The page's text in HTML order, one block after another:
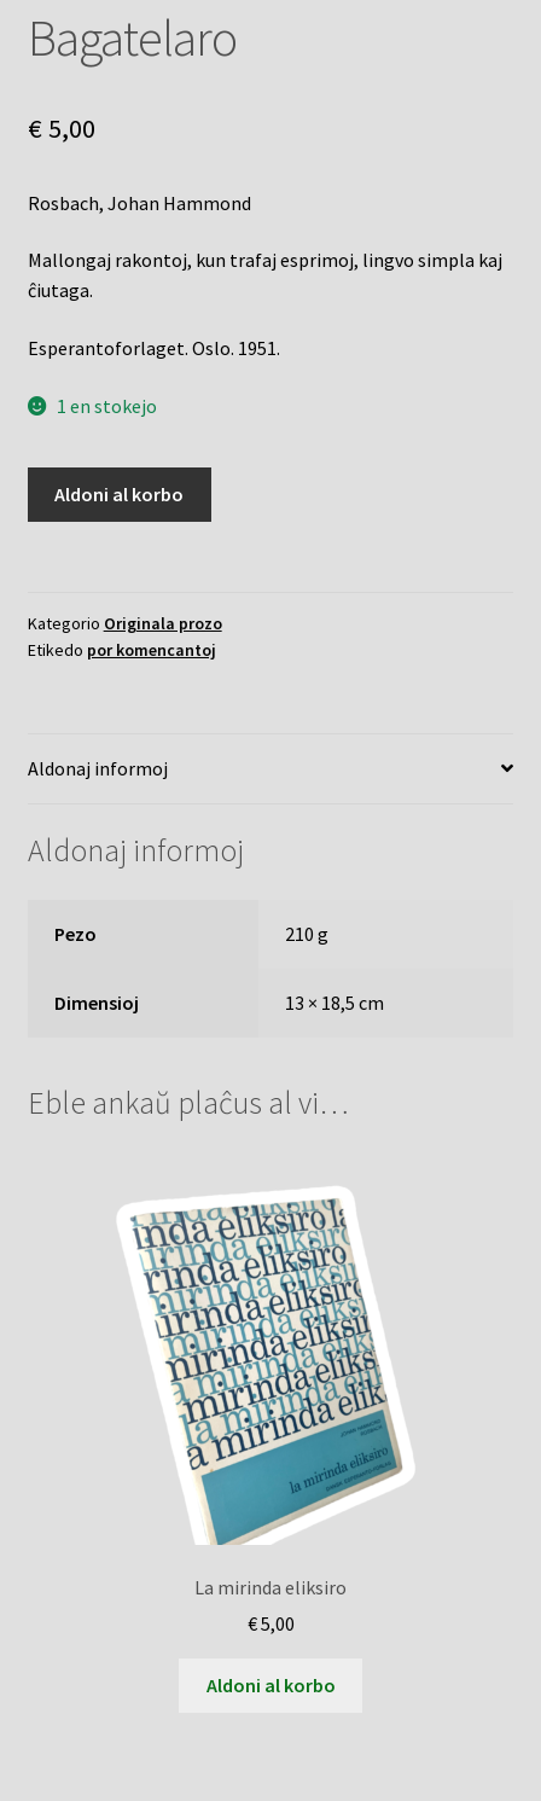
Bagatelaro
€5,00
Rosbach, Johan Hammond
Mallongaj rakontoj, kun trafaj esprimoj, lingvo simpla kaj
ĉiutaga.
Esperantoforlaget. Oslo. 1951.
1 en stokejo
Aldoni al korbo
Kategorio Originala prozo
Etikedo por komencantoj
Aldonaj informoj
Aldonaj informoj
Pezo 210 g
Dimensioj 13 × 18,5 cm
Eble ankaŭ plaĉus al vi…
La mirinda eliksiro
€5,00
Aldoni al korbo